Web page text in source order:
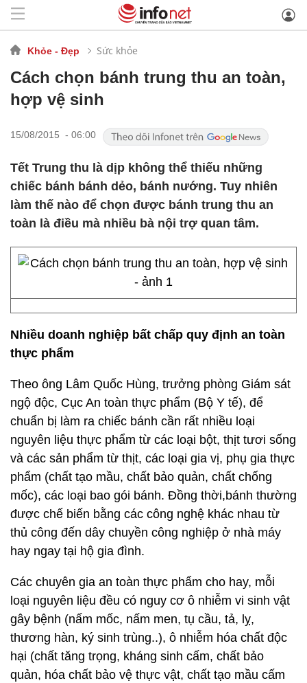
Khỏe - Đẹp Sức khỏe
Cách chọn bánh trung thu an toàn,
hợp vệ sinh
15/08/2015 - 06:00
Tết Trung thu là dịp không thể thiếu những
chiếc bánh bánh dẻo, bánh nướng. Tuy nhiên
làm thế nào để chọn được bánh trung thu an
toàn là điều mà nhiều bà nội trợ quan tâm.
Nhiều doanh nghiệp bất chấp quy định an toàn
thực phẩm
Theo ông Lâm Quốc Hùng, trưởng phòng Giám sát
ngộ độc, Cục An toàn thực phẩm (Bộ Y tế), để
chuẩn bị làm ra chiếc bánh cần rất nhiều loại
nguyên liệu thực phẩm từ các loại bột, thịt tươi sống
và các sản phẩm từ thịt, các loại gia vị, phụ gia thực
phẩm (chất tạo mầu, chất bảo quản, chất chống
mốc), các loại bao gói bánh. Đồng thời,bánh thường
được chế biến bằng các công nghệ khác nhau từ
thủ công đến dây chuyền công nghiệp ở nhà máy
hay ngay tại hộ gia đình.
Các chuyên gia an toàn thực phẩm cho hay, mỗi
loại nguyên liệu đều có nguy cơ ô nhiễm vi sinh vật
gây bệnh (nấm mốc, nấm men, tụ cầu, tả, lỵ,
thương hàn, ký sinh trùng..), ô nhiễm hóa chất độc
hại (chất tăng trọng, kháng sinh cấm, chất bảo
quản, hóa chất bảo vệ thực vật, chất tạo mầu cấm